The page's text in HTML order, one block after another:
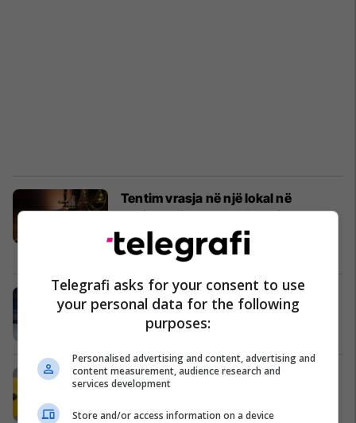
Tentim vrasja në një lokal në
Malishevë - aktakuzë ndaj dy
personave
Drejtësi 26/03/2025
Rrahje mes katër personave në Pejë
- dy prej tyre theren me thikë
Kronika e Zezë 13/03/2025
I mituri plagos një person në
Gjakovë shkaku i një
mosmarrëveshje – arrestohet nga
Telegrafi asks for your consent to use
your personal data for the following
purposes:
Personalised advertising and content, advertising and
content measurement, audience research and
services development
Store and/or access information on a device